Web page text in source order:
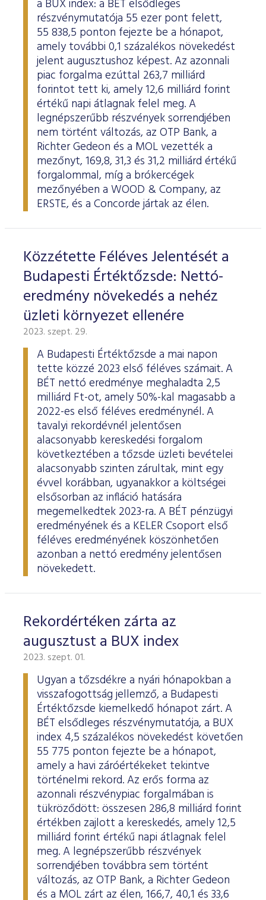
ESG Útmutató
a BUX index: a BÉT elsődleges
részvénymutatója 55 ezer pont felett,
55 838,5 ponton fejezte be a hónapot,
amely további 0,1 százalékos növekedést
jelent augusztushoz képest. Az azonnali
piac forgalma ezúttal 263,7 milliárd
forintot tett ki, amely 12,6 milliárd forint
értékű napi átlagnak felel meg. A
legnépszerűbb részvények sorrendjében
nem történt változás, az OTP Bank, a
Richter Gedeon és a MOL vezették a
mezőnyt, 169,8, 31,3 és 31,2 milliárd értékű
forgalommal, míg a brókercégek
mezőnyében a WOOD & Company, az
ERSTE, és a Concorde jártak az élen.
Közzétette Féléves Jelentését a
Budapesti Értéktőzsde: Nettó-
eredmény növekedés a nehéz
üzleti környezet ellenére
2023. szept. 29.
A Budapesti Értéktőzsde a mai napon
tette közzé 2023 első féléves számait. A
BÉT nettó eredménye meghaladta 2,5
milliárd Ft-ot, amely 50%-kal magasabb a
2022-es első féléves eredménynél. A
tavalyi rekordévnél jelentősen
alacsonyabb kereskedési forgalom
következtében a tőzsde üzleti bevételei
alacsonyabb szinten zárultak, mint egy
évvel korábban, ugyanakkor a költségei
elsősorban az infláció hatására
megemelkedtek 2023-ra. A BÉT pénzügyi
eredményének és a KELER Csoport első
féléves eredményének köszönhetően
azonban a nettó eredmény jelentősen
növekedett.
Rekordértéken zárta az
augusztust a BUX index
2023. szept. 01.
Ugyan a tőzsdékre a nyári hónapokban a
visszafogottság jellemző, a Budapesti
Értéktőzsde kiemelkedő hónapot zárt. A
BÉT elsődleges részvénymutatója, a BUX
index 4,5 százalékos növekedést követően
55 775 ponton fejezte be a hónapot,
amely a havi záróértékeket tekintve
történelmi rekord. Az erős forma az
azonnali részvénypiac forgalmában is
tükröződött: összesen 286,8 milliárd forint
értékben zajlott a kereskedés, amely 12,5
milliárd forint értékű napi átlagnak felel
meg. A legnépszerűbb részvények
sorrendjében továbbra sem történt
változás, az OTP Bank, a Richter Gedeon
és a MOL zárt az élen, 166,7, 40,1 és 33,6